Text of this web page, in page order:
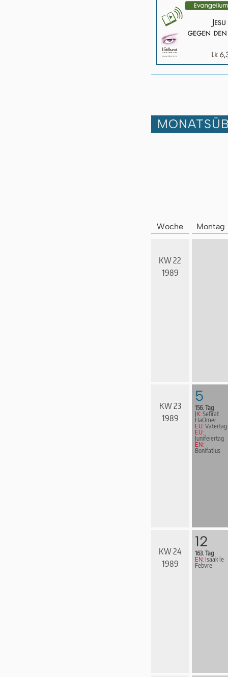
Woche Montag
KW 22
1989
KW 23
1989
5
156. Tag
JK: Sefirat
HaOmer
EU: Vatertag
EU:
Junifeiertag
EN:
Bonifatius
KW 24
1989
12
163. Tag
EN: Isaak le
Febvre